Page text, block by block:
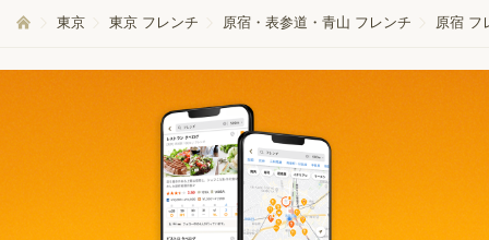
東京 東京 フレンチ 原宿・表参道・青山 フレンチ 原宿 フ